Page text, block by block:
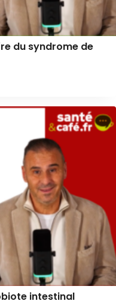
du syndrome de
intestinal